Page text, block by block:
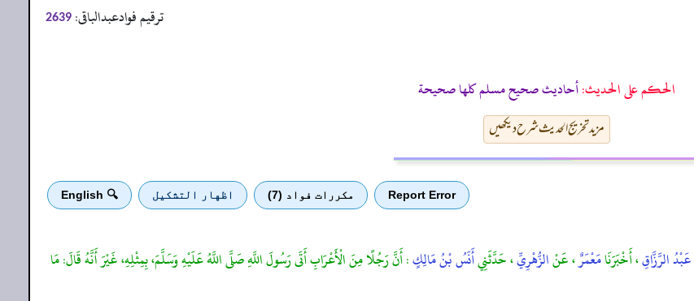
ترقیم فوادعبدالباقی: 2639
الحكم على الحديث:أحاديث صحيح مسلم كلها صحيحة
مزید تخریج الحدیث شرح دیکھیں
Report Error مكررات فواد (7) اظهار التشكيل 🔍 English
عَبْدُ الرَّزَّاقِ، أَخْبَرَنَامَعْمَرٌ، عَنْالزُّهْرِيِّ، حَدَّثَنِيأَنَسُ بْنُ مَالِكٍ: أَنَّ رَجُلًا مِنَ الْأَعْرَابِ أَتَى رَسُولَ اللَّهِ صَلَّى اللَّهُ عَلَيْهِ وَسَلَّمَ، بِمِثْلِهِ، غَيْرَ أَنَّهُ قَالَ: مَا